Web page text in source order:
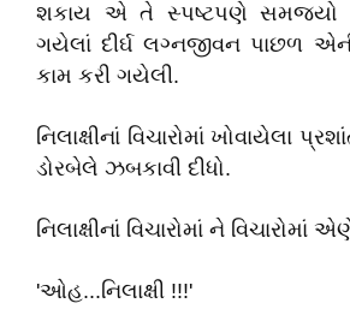
શકાય એ તે સ્પષ્ટપણે સમજ્યો
ગયેલાં દીર્ઘ લગ્નજીવન પાછળ
કામ કરી ગયેલી.
નિલાક્ષીનાં વિચારોમાં ખોવાયેલા
ડોરબેલે ઝબકાવી દીધો.
નિલાક્ષીનાં વિચારોમાં ને વિચારોમાં
'ઓહ...નિલાક્ષી !!!'